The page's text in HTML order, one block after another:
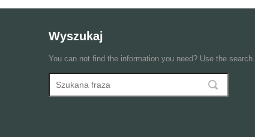
Wyszukaj
You can not find the information you need? Use the search.
Formularz wyszukiwania
Wyszukaj